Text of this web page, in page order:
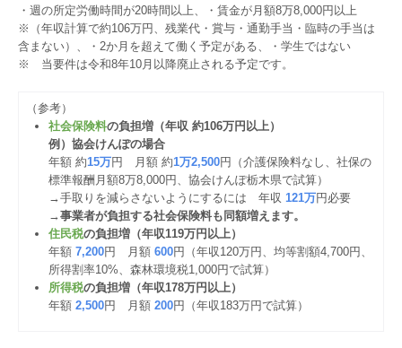
・週の所定労働時間が20時間以上、・賃金が月額8万8,000円以上
※（年収計算で約106万円、残業代・賞与・通勤手当・臨時の手当は
含まない）、・2か月を超えて働く予定がある、・学生ではない
※ 当要件は令和8年10月以降廃止される予定です。
（参考）
社会保険料の負担増（年収 約106万円以上）
例）協会けんぽの場合
年額 約15万円 月額 約1万2,500円（介護保険料なし、社保の
標準報酬月額8万8,000円、協会けんぽ栃木県で試算）
→手取りを減らさないようにするには 年収 121万円必要
→事業者が負担する社会保険料も同額増えます。
住民税の負担増（年収119万円以上）
年額 7,200円 月額 600円（年収120万円、均等割額4,700円、
所得割率10%、森林環境税1,000円で試算）
所得税の負担増（年収178万円以上）
年額 2,500円 月額 200円（年収183万円で試算）